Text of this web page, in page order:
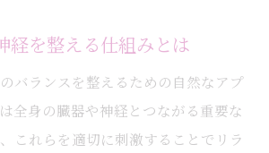
経を整える仕組みとは
バランスを整えるための自然なアプ
全身の臓器や神経とつながる重要な
これらを適切に刺激することでリラ